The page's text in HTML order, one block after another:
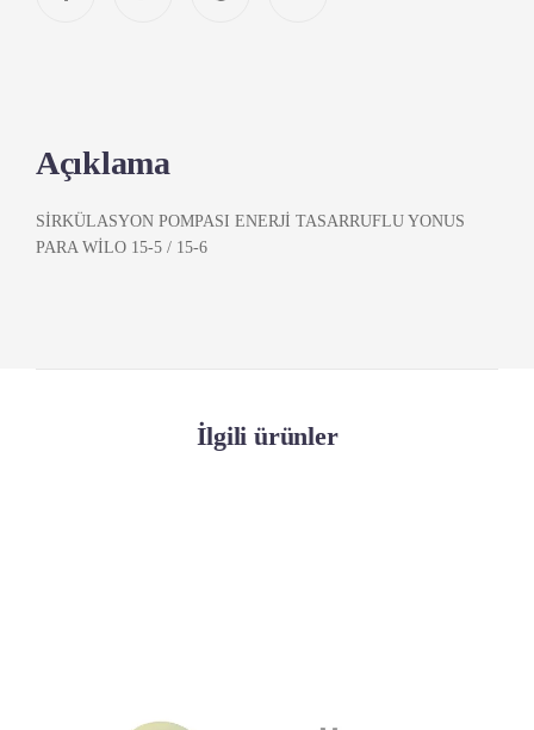
Açıklama
SİRKÜLASYON POMPASI ENERJİ TASARRUFLU YONUS
PARA WİLO 15-5 / 15-6
İlgili ürünler